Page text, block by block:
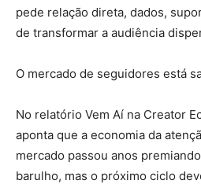
pede relação direta, dados,
de transformar a audiência
O mercado de seguidores está
No relatório Vem Aí na Creator
aponta que a economia da
mercado passou anos
barulho, mas o próximo ciclo